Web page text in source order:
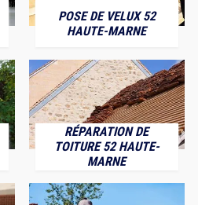
POSE DE VELUX 52
HAUTE-MARNE
RÉPARATION DE
TOITURE 52 HAUTE-
MARNE